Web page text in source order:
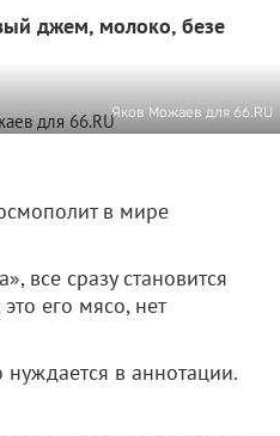
джем, молоко, безе
Яков Можаев для 66.RU
в мире
все сразу становится
его мясо, нет
в аннотации.